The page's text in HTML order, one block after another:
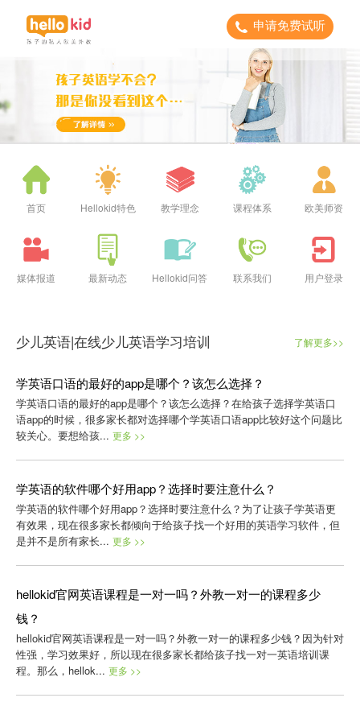
申请免费试听
首页 Hellokid特色 教学理念 课程体系 欧美师资
媒体报道 最新动态 Hellokid问答 联系我们 用户登录
少儿英语|在线少儿英语学习培训 了解更多>>
学英语口语的最好的app是哪个？该怎么选择？
学英语口语的最好的app是哪个？该怎么选择？在给孩子选择学英语口
语app的时候，很多家长都对选择哪个学英语口语app比较好这个问题比
较关心。要想给孩... 更多 >>
学英语的软件哪个好用app？选择时要注意什么？
学英语的软件哪个好用app？选择时要注意什么？为了让孩子学英语更
有效果，现在很多家长都倾向于给孩子找一个好用的英语学习软件，但
是并不是所有家长... 更多 >>
hellokid官网英语课程是一对一吗？外教一对一的课程多少
钱？
hellokid官网英语课程是一对一吗？外教一对一的课程多少钱？因为针对
性强，学习效果好，所以现在很多家长都给孩子找一对一英语培训课
程。那么，hellok... 更多 >>